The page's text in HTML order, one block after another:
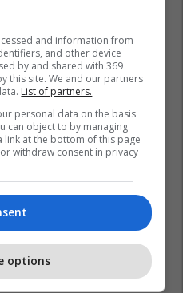
and information from
and other device
by and shared with 369
this site. We and our partners
List of partners.
personal data on the basis
can object to by managing
at the bottom of this page
withdraw consent in privacy
options